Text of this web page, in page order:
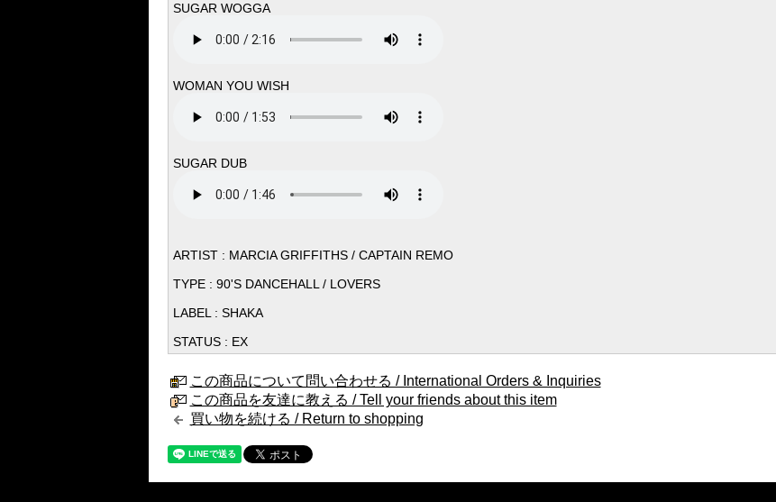
SUGAR WOGGA
WOMAN YOU WISH
SUGAR DUB
ARTIST : MARCIA GRIFFITHS / CAPTAIN REMO
TYPE : 90'S DANCEHALL / LOVERS
LABEL : SHAKA
STATUS : EX
この商品について問い合わせる / International Orders & Inquiries
この商品を友達に教える / Tell your friends about this item
買い物を続ける / Return to shopping